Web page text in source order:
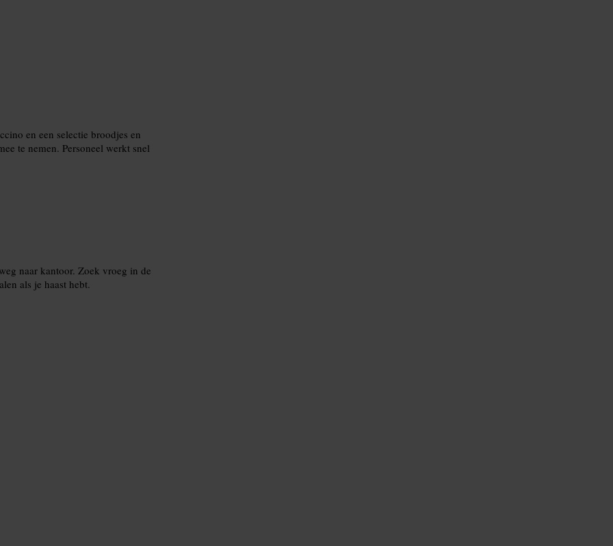
en een selectie broodjes en
te nemen. Personeel werkt snel
naar kantoor. Zoek vroeg in de
als je haast hebt.